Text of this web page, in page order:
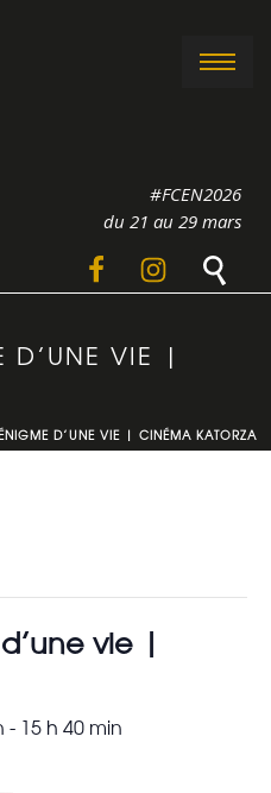
#FCEN2026
du 21 au 29 mars
D’UNE VIE |
D’UNE VIE | CINÉMA KATORZA
vie |
- 15 h 40 min